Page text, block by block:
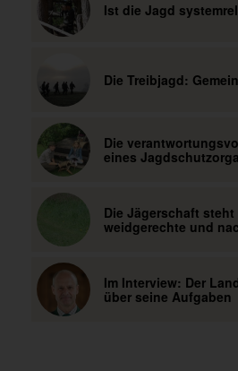
Ist die Jagd
Die Treibjagd:
Die
eines
Die Jägerschaft steht
weidgerechte und
Im Interview: Der
über seine Aufgaben